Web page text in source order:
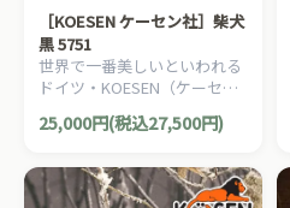
［KOESEN ケーセン社］柴犬
黒 5751
世界で一番美しいといわれる
ドイツ・KOESEN（ケーセン
社）の動物のぬいぐるみ。愛
らしい表情の犬（イヌ/いぬ）
25,000円(税込27,500円)